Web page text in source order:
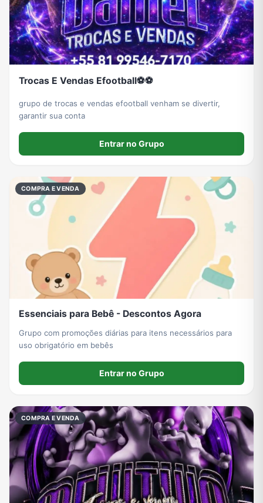
Trocas E Vendas Efootball⚽⚽
grupo de trocas e vendas efootball venham se divertir,
garantir sua conta
Entrar no Grupo
COMPRA E VENDA
Essenciais para Bebê - Descontos Agora
Grupo com promoções diárias para itens necessários para
uso obrigatório em bebês
Entrar no Grupo
COMPRA E VENDA